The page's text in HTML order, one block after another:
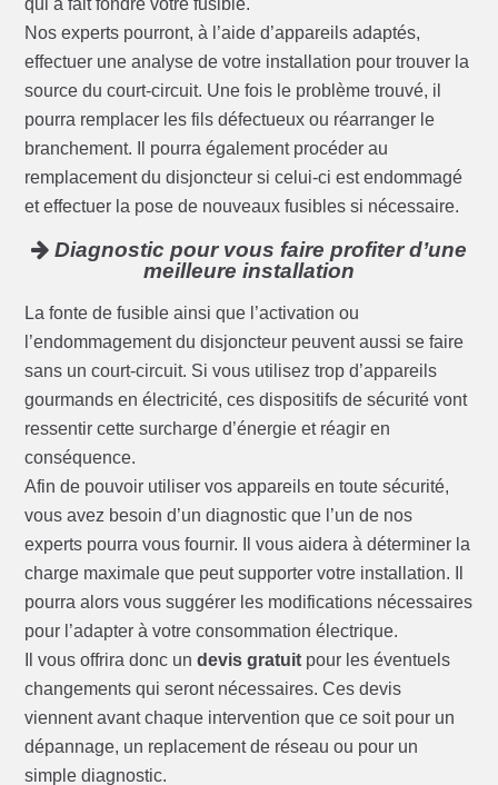
qui a fait fondre votre fusible.
Nos experts pourront, à l’aide d’appareils adaptés,
effectuer une analyse de votre installation pour trouver la
source du court-circuit. Une fois le problème trouvé, il
pourra remplacer les fils défectueux ou réarranger le
branchement. Il pourra également procéder au
remplacement du disjoncteur si celui-ci est endommagé
et effectuer la pose de nouveaux fusibles si nécessaire.
Diagnostic pour vous faire profiter d’une
meilleure installation
La fonte de fusible ainsi que l’activation ou
l’endommagement du disjoncteur peuvent aussi se faire
sans un court-circuit. Si vous utilisez trop d’appareils
gourmands en électricité, ces dispositifs de sécurité vont
ressentir cette surcharge d’énergie et réagir en
conséquence.
Afin de pouvoir utiliser vos appareils en toute sécurité,
vous avez besoin d’un diagnostic que l’un de nos
experts pourra vous fournir. Il vous aidera à déterminer la
charge maximale que peut supporter votre installation. Il
pourra alors vous suggérer les modifications nécessaires
pour l’adapter à votre consommation électrique.
Il vous offrira donc undevis gratuit pour les éventuels
changements qui seront nécessaires. Ces devis
viennent avant chaque intervention que ce soit pour un
dépannage, un replacement de réseau ou pour un
simple diagnostic.